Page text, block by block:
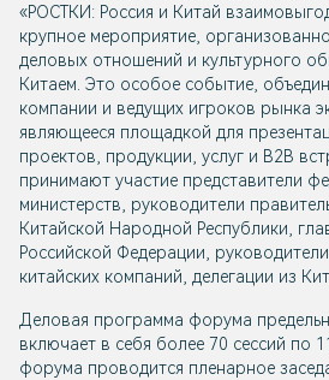
«РОСТКИ: Россия и Китай
крупное мероприятие,
деловых отношений и культурного
Китаем. Это особое событие,
компании и ведущих игроков рынка
являющееся площадкой для
проектов, продукции, услуг и В2В
принимают участие представители
министерств, руководители
Китайской Народной Республики,
Российской Федерации,
китайских компаний, делегации из
Деловая программа форума
включает в себя более 70 сессий по
форума проводится пленарное